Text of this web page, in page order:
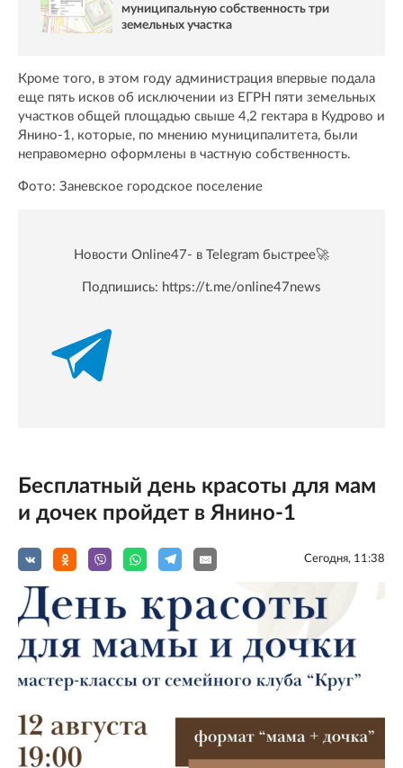
муниципальную собственность три
земельных участка
Кроме того, в этом году администрация впервые подала
еще пять исков об исключении из ЕГРН пяти земельных
участков общей площадью свыше 4,2 гектара в Кудрово и
Янино-1, которые, по мнению муниципалитета, были
неправомерно оформлены в частную собственность.
Фото: Заневское городское поселение
Новости Online47- в Telegram быстрее🚀
Подпишись: https://t.me/online47news
Бесплатный день красоты для мам
и дочек пройдет в Янино-1
Сегодня, 11:38